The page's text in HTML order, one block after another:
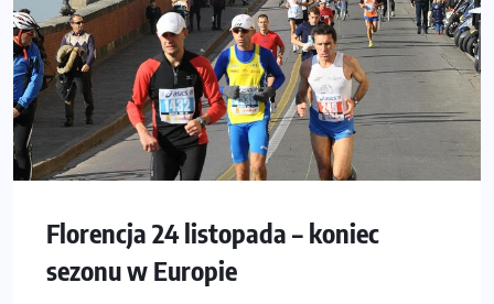
Florencja 24 listopada – koniec
sezonu w Europie